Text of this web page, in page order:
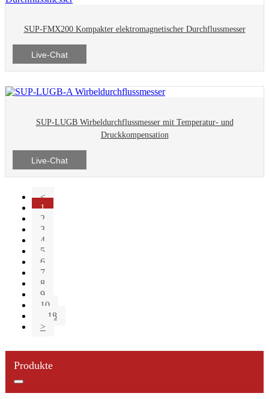
SUP-FMX200 Kompakter elektromagnetischer Durchflussmesser
Live-Chat
SUP-LUGB Wirbeldurchflussmesser mit Temperatur- und
Druckkompensation
Live-Chat
<
1
2
3
4
5
6
7
8
9
10
...18
>
Produkte